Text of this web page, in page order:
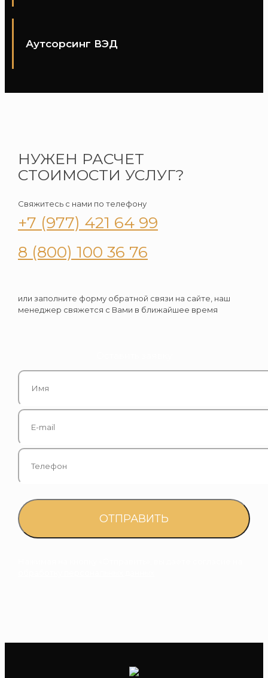
Аутсорсинг ВЭД
НУЖЕН РАСЧЕТ
СТОИМОСТИ УСЛУГ?
Свяжитесь с нами по телефону
+7 (977) 421 64 99
8 (800) 100 36 76
или заполните форму обратной связи на сайте, наш
менеджер свяжется с Вами в ближайшее время